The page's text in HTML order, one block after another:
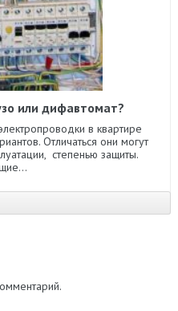
или дифавтомат?
в квартире
Отличаться они могут
степенью защиты.